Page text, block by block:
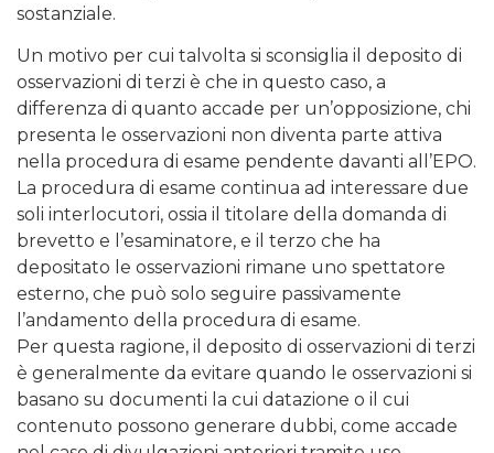
sostanziale.
Un motivo per cui talvolta si sconsiglia il deposito di
osservazioni di terzi è che in questo caso, a
differenza di quanto accade per un’opposizione, chi
presenta le osservazioni non diventa parte attiva
nella procedura di esame pendente davanti all’EPO.
La procedura di esame continua ad interessare due
soli interlocutori, ossia il titolare della domanda di
brevetto e l’esaminatore, e il terzo che ha
depositato le osservazioni rimane uno spettatore
esterno, che può solo seguire passivamente
l’andamento della procedura di esame.
Per questa ragione, il deposito di osservazioni di terzi
è generalmente da evitare quando le osservazioni si
basano su documenti la cui datazione o il cui
contenuto possono generare dubbi, come accade